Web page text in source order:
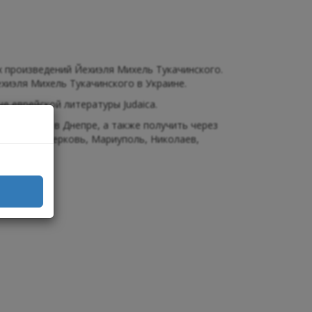
Йехиэля Михель Тукачинского.
Михель Тукачинского в Украине.
литературы Judaica.
в Днепре, а также получить через
Белая Церковь, Мариуполь, Николаев,